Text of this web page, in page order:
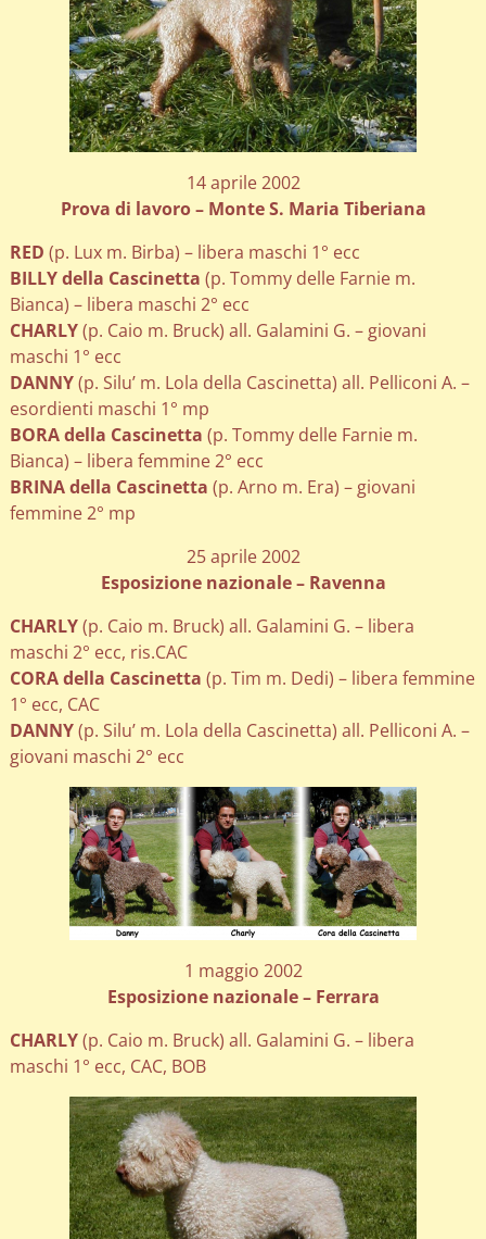
14 aprile 2002
Prova di lavoro – Monte S. Maria Tiberiana
RED (p. Lux m. Birba) – libera maschi 1° ecc
BILLY della Cascinetta (p. Tommy delle Farnie m.
Bianca) – libera maschi 2° ecc
CHARLY(p. Caio m. Bruck) all. Galamini G. – giovani
maschi 1° ecc
DANNY(p. Silu’ m. Lola della Cascinetta) all. Pelliconi A. –
esordienti maschi 1° mp
BORA della Cascinetta (p. Tommy delle Farnie m.
Bianca) – libera femmine 2° ecc
BRINA della Cascinetta (p. Arno m. Era) – giovani
femmine 2° mp
25 aprile 2002
Esposizione nazionale – Ravenna
CHARLY(p. Caio m. Bruck) all. Galamini G. – libera
maschi 2° ecc, ris.CAC
CORA della Cascinetta (p. Tim m. Dedi) – libera femmine
1° ecc, CAC
DANNY(p. Silu’ m. Lola della Cascinetta) all. Pelliconi A. –
giovani maschi 2° ecc
1 maggio 2002
Esposizione nazionale – Ferrara
CHARLY(p. Caio m. Bruck) all. Galamini G. – libera
maschi 1° ecc, CAC, BOB